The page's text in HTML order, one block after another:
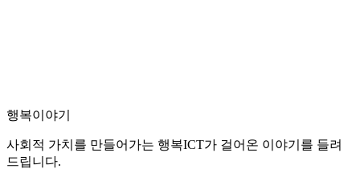
행복이야기
사회적 가치를 만들어가는 행복ICT가 걸어온 이야기를 들려
드립니다.